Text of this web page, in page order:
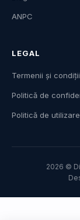
ANPC
LEGAL
Termenii și
Politică de
Politică de
2026 ©